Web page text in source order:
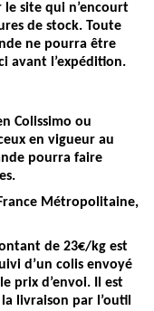
site qui n’encourt
de stock. Toute
ne pourra être
avant l’expédition.
Colissimo ou
en vigueur au
pourra faire
Métropolitaine,
de 23€/kg est
d’un colis envoyé
prix d’envoi. Il est
livraison par l’outil